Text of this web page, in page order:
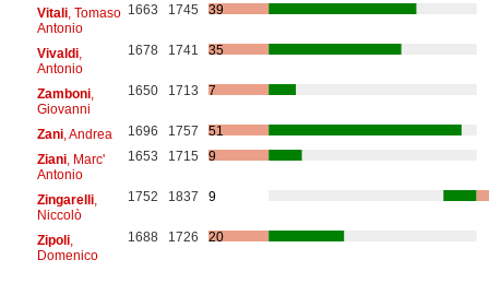
Vitali, Tomaso
Antonio
1663 1745 39
Vivaldi,
Antonio
1678 1741 35
Zamboni,
Giovanni
1650 1713 7
Zani, Andrea 1696 1757
51
Ziani, Marc'
Antonio
1653 1715 9
Zingarelli,
Niccolò
1752 1837 9
Zipoli,
Domenico
1688 1726 20